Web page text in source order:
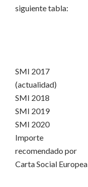
siguiente tabla:
SMI 2017
(actualidad)
SMI 2018
SMI 2019
SMI 2020
Importe
recomendado por
Carta Social Europea